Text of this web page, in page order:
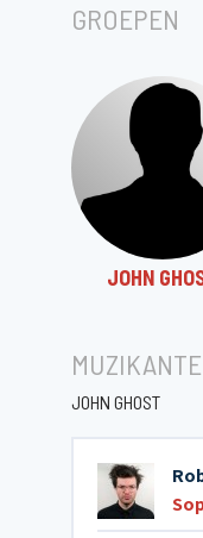
GROEPEN
JOHN
JOHN GHOST